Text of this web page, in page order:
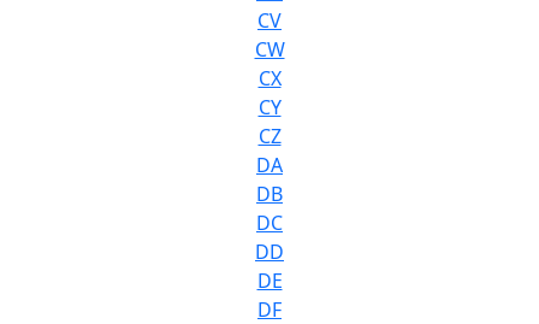
CV
CW
CX
CY
CZ
DA
DB
DC
DD
DE
DF